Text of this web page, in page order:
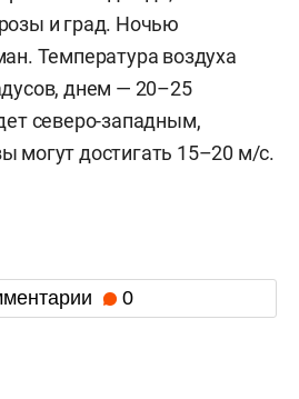
и град. Ночью
Температура воздуха
днем — 20–25
северо-западным,
могут достигать 15–20 м/с.
0